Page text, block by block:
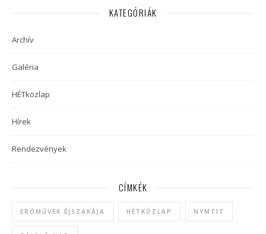
KATEGÓRIÁK
Archív
Galéria
HÉTközlap
Hírek
Rendezvények
CÍMKÉK
ERŐMŰVEK ÉJSZAKÁJA HÉTKÖZLAP NYMTIT